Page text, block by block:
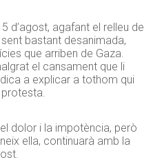
d’agost, agafant el relleu de
bastant desanimada,
que arriben de Gaza.
el cansament que li
a explicar a tothom qui
dolor i la impotència, però
ella, continuarà amb la